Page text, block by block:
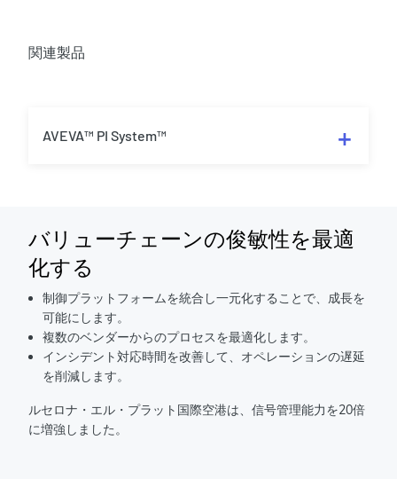
関連製品
AVEVA™ PI System™
バリューチェーンの俊敏性を最適
化する
制御プラットフォームを統合し一元化することで、成長を
可能にします。
複数のベンダーからのプロセスを最適化します。
インシデント対応時間を改善して、オペレーションの遅延
を削減します。
ルセロナ・エル・プラット国際空港は、信号管理能力を20倍
に増強しました。